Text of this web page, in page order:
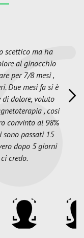
scettico ma ha
al ginocchio
per 7/8 mesi ,
Due mesi fa si è
di dolore, voluto
, cosi
convinto al 98%
sono passati 15
dopo 5 giorni
credo.